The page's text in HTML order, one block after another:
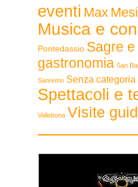
eventi Max Mesi
Musica e
Pontedassio Sagre e
gastronomia San
Sanremo Senza categoria
Spettacoli e
Vallebona Visite